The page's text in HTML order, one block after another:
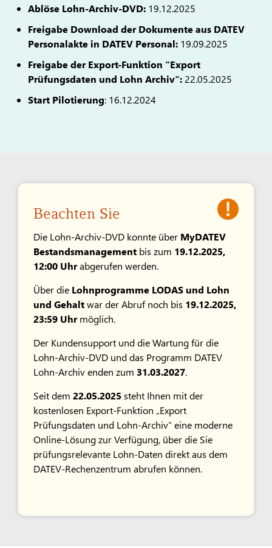
Ablöse Lohn-Archiv-DVD: 19.12.2025
Freigabe Download der Dokumente aus DATEV
Personalakte in DATEV Personal: 19.09.2025
Freigabe der Export-Funktion "Export
Prüfungsdaten und Lohn Archiv": 22.05.2025
Start Pilotierung: 16.12.2024
Beachten Sie
Die Lohn-Archiv-DVD konnte über MyDATEV
Bestandsmanagement bis zum 19.12.2025,
12:00 Uhrabgerufen werden.
Über die Lohnprogramme LODAS und Lohn
und Gehaltwar der Abruf noch bis 19.12.2025,
23:59 Uhrmöglich.
Der Kundensupport und die Wartung für die
Lohn-Archiv-DVD und das Programm DATEV
Lohn-Archiv enden zum 31.03.2027.
Seit dem 22.05.2025steht Ihnen mit der
kostenlosen Export-Funktion „Export
Prüfungsdaten und Lohn-Archiv“ eine moderne
Online-Lösung zur Verfügung, über die Sie
prüfungsrelevante Lohn-Daten direkt aus dem
DATEV-Rechenzentrum abrufen können.